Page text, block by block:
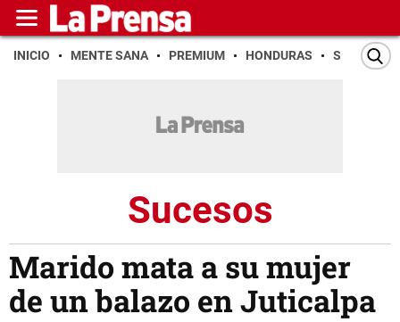
INICIO MENTE SANA PREMIUM HONDURAS SAN PEDRO
Sucesos
Marido mata a su mujer
de un balazo en Juticalpa